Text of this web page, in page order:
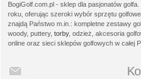
BogiGolf.com.pl - sklep dla pasjonatów
roku, oferując szeroki wybór sprzętu
znajdą Państwo m.in.: kompletne zestawy
woody, puttery, torby, odzież, akcesoria
online oraz sieci sklepów golfowych w całej